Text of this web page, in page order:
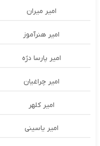
امیر میران
امیر هنرآموز
امیر پارسا دژه
امیر چراغیان
امیر کلهر
امیر یاسینی